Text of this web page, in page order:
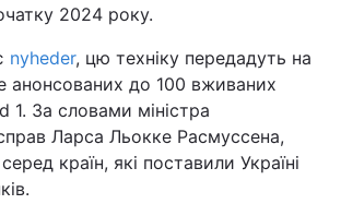
Світ
Наука
2024 року.
nyheder, цю техніку передадуть на
анонсованих до 100 вживаних
За словами міністра
Ларса Льокке Расмуссена,
країн, які поставили Україні